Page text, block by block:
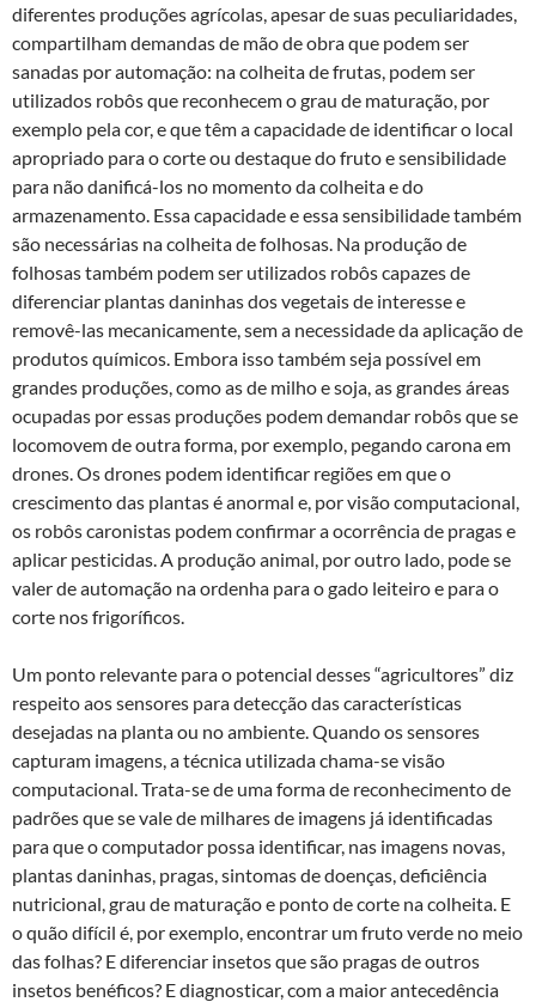
diferentes produções agrícolas, apesar de suas peculiaridades,
compartilham demandas de mão de obra que podem ser
sanadas por automação: na colheita de frutas, podem ser
utilizados robôs que reconhecem o grau de maturação, por
exemplo pela cor, e que têm a capacidade de identificar o local
apropriado para o corte ou destaque do fruto e sensibilidade
para não danificá-los no momento da colheita e do
armazenamento. Essa capacidade e essa sensibilidade também
são necessárias na colheita de folhosas. Na produção de
folhosas também podem ser utilizados robôs capazes de
diferenciar plantas daninhas dos vegetais de interesse e
removê-las mecanicamente, sem a necessidade da aplicação de
produtos químicos. Embora isso também seja possível em
grandes produções, como as de milho e soja, as grandes áreas
ocupadas por essas produções podem demandar robôs que se
locomovem de outra forma, por exemplo, pegando carona em
drones. Os drones podem identificar regiões em que o
crescimento das plantas é anormal e, por visão computacional,
os robôs caronistas podem confirmar a ocorrência de pragas e
aplicar pesticidas. A produção animal, por outro lado, pode se
valer de automação na ordenha para o gado leiteiro e para o
corte nos frigoríficos.
Um ponto relevante para o potencial desses “agricultores” diz
respeito aos sensores para detecção das características
desejadas na planta ou no ambiente. Quando os sensores
capturam imagens, a técnica utilizada chama-se visão
computacional. Trata-se de uma forma de reconhecimento de
padrões que se vale de milhares de imagens já identificadas
para que o computador possa identificar, nas imagens novas,
plantas daninhas, pragas, sintomas de doenças, deficiência
nutricional, grau de maturação e ponto de corte na colheita. E
o quão difícil é, por exemplo, encontrar um fruto verde no meio
das folhas? E diferenciar insetos que são pragas de outros
insetos benéficos? E diagnosticar, com a maior antecedência